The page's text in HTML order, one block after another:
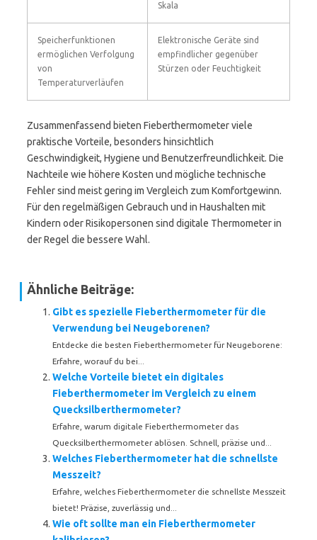
Skala
Speicherfunktionen
ermöglichen Verfolgung
von
Temperaturverläufen
Elektronische Geräte sind
empfindlicher gegenüber
Stürzen oder Feuchtigkeit
Zusammenfassend bieten Fieberthermometer viele
praktische Vorteile, besonders hinsichtlich
Geschwindigkeit, Hygiene und Benutzerfreundlichkeit. Die
Nachteile wie höhere Kosten und mögliche technische
Fehler sind meist gering im Vergleich zum Komfortgewinn.
Für den regelmäßigen Gebrauch und in Haushalten mit
Kindern oder Risikopersonen sind digitale Thermometer in
der Regel die bessere Wahl.
Ähnliche Beiträge:
Gibt es spezielle Fieberthermometer für die
Verwendung bei Neugeborenen?
Entdecke die besten Fieberthermometer für Neugeborene:
Erfahre, worauf du bei...
Welche Vorteile bietet ein digitales
Fieberthermometer im Vergleich zu einem
Quecksilberthermometer?
Erfahre, warum digitale Fieberthermometer das
Quecksilberthermometer ablösen. Schnell, präzise und...
Welches Fieberthermometer hat die schnellste
Messzeit?
Erfahre, welches Fieberthermometer die schnellste Messzeit
bietet! Präzise, zuverlässig und...
Wie oft sollte man ein Fieberthermometer